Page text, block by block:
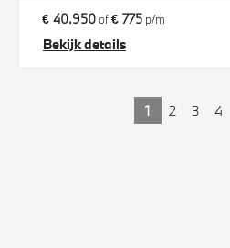
€ 40.950of€ 775 p/m
Bekijk details
1 2 3 4